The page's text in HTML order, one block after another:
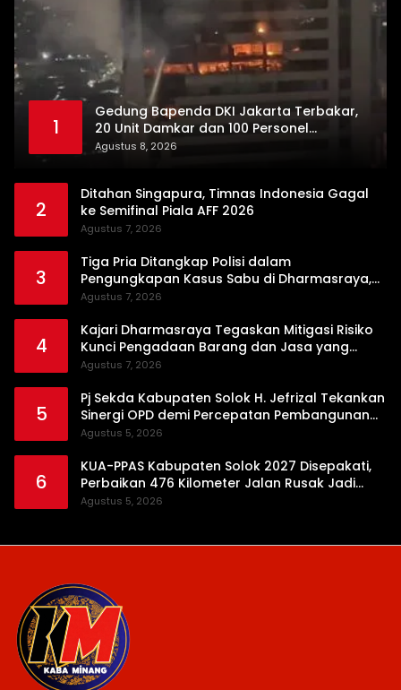
1
Gedung Bapenda DKI Jakarta Terbakar,
20 Unit Damkar dan 100 Personel
Dikerahkan
Agustus 8, 2026
2
Ditahan Singapura, Timnas Indonesia Gagal
ke Semifinal Piala AFF 2026
Agustus 7, 2026
3
Tiga Pria Ditangkap Polisi dalam
Pengungkapan Kasus Sabu di Dharmasraya,
Timbangan Digital hingga Bong Disita
Agustus 7, 2026
4
Kajari Dharmasraya Tegaskan Mitigasi Risiko
Kunci Pengadaan Barang dan Jasa yang
Bersih
Agustus 7, 2026
5
Pj Sekda Kabupaten Solok H. Jefrizal Tekankan
Sinergi OPD demi Percepatan Pembangunan
Daerah
Agustus 5, 2026
6
KUA-PPAS Kabupaten Solok 2027 Disepakati,
Perbaikan 476 Kilometer Jalan Rusak Jadi
Prioritas
Agustus 5, 2026